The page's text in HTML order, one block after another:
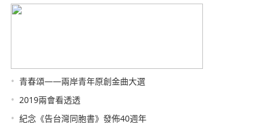
• 青春頌——兩岸青年原創金曲大選
• 2019兩會看透透
• 紀念《告台灣同胞書》發佈40週年